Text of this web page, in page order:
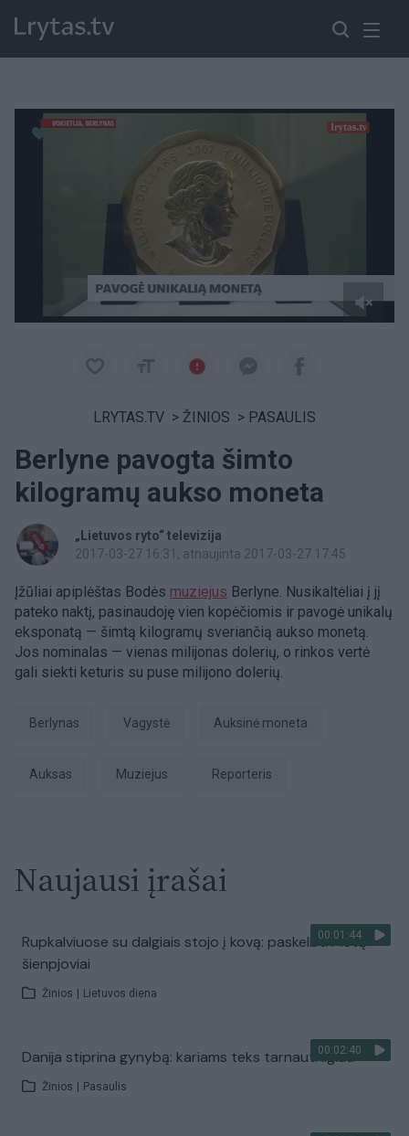
LRYTAS.TV > ŽINIOS > PASAULIS
Berlyne pavogta šimto
kilogramų aukso moneta
„Lietuvos ryto“ televizija
2017-03-27 16:31 , atnaujinta 2017-03-27 17:45
Įžūliai apiplėštas Bodės muziejus Berlyne. Nusikaltėliai į jį
pateko naktį, pasinaudoję vien kopėčiomis ir pavogė unikalų
eksponatą — šimtą kilogramų sveriančią aukso monetą.
Jos nominalas — vienas milijonas dolerių, o rinkos vertė
gali siekti keturis su puse milijono dolerių.
Berlynas Vagystė Auksinė moneta
Auksas muziejus Reporteris
Naujausi įrašai
00:01:44
Rupkalviuose su dalgiais stojo į kovą: paskelbti Metų
šienpjoviai
Žinios Lietuvos diena
00:02:40
Danija stiprina gynybą: kariams teks tarnauti ilgiau
Žinios Pasaulis